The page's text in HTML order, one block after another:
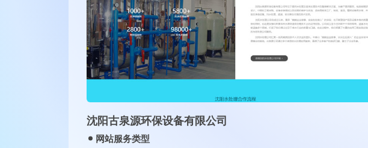
沈阳古泉源环保设备有限公司
网站服务类型